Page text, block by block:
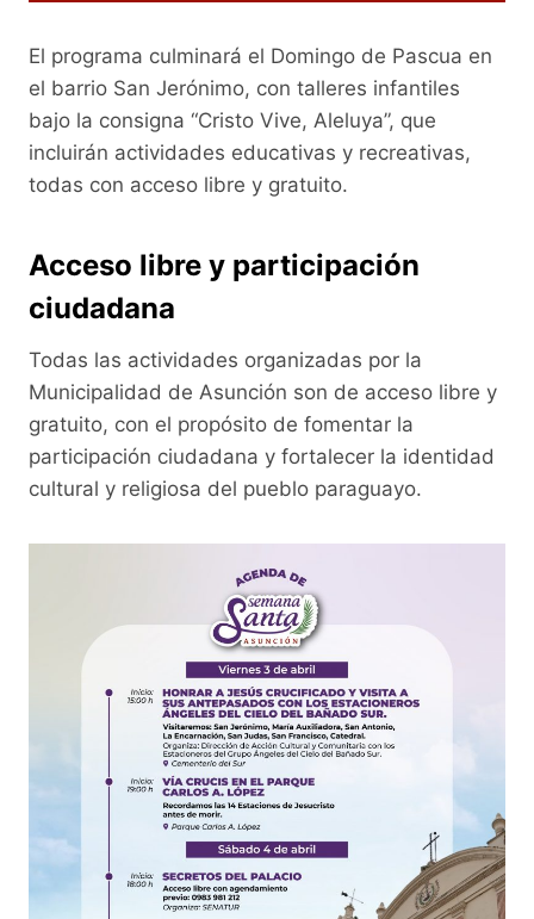
El programa culminará el Domingo de Pascua en
el barrio San Jerónimo, con talleres infantiles
bajo la consigna “Cristo Vive, Aleluya”, que
incluirán actividades educativas y recreativas,
todas con acceso libre y gratuito.
Acceso libre y participación
ciudadana
Todas las actividades organizadas por la
Municipalidad de Asunción son de acceso libre y
gratuito, con el propósito de fomentar la
participación ciudadana y fortalecer la identidad
cultural y religiosa del pueblo paraguayo.